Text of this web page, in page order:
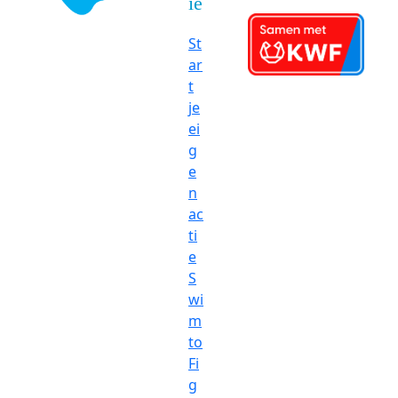
St
ar
t
je
ei
g
e
n
ac
ti
e
S
wi
m
to
Fi
g